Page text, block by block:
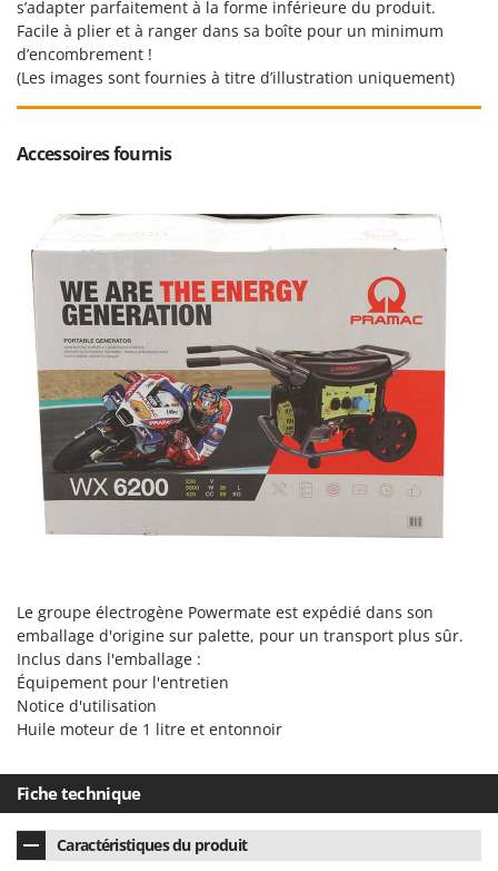
s’adapter parfaitement à la forme inférieure du produit.
Facile à plier et à ranger dans sa boîte pour un minimum
d’encombrement !
(Les images sont fournies à titre d’illustration uniquement)
Accessoires fournis
Le groupe électrogène Powermate est expédié dans son
emballage d'origine sur palette, pour un transport plus sûr.
Inclus dans l'emballage :
Équipement pour l'entretien
Notice d'utilisation
Huile moteur de 1 litre et entonnoir
Fiche technique
Caractéristiques du produit